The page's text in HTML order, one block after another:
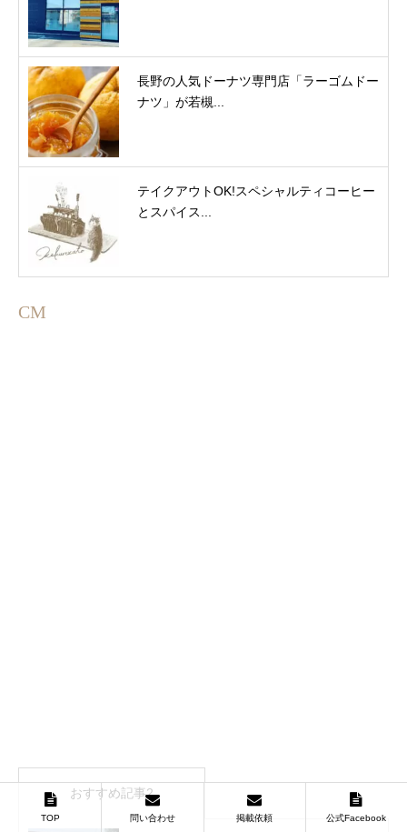
長野の人気ドーナツ専門店「ラーゴムドー
ナツ」が若槻...
テイクアウトOK!スペシャルティコーヒー
とスパイス...
CM
おすすめ記事2
TOP 問い合わせ 掲載依頼 公式Facebook